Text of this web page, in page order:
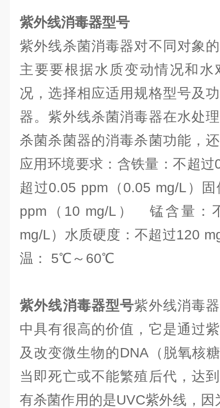
紫外线消毒器型号
紫外线杀菌消毒器对不同对象
主要要根据水质变动情况和
况，选择相应适用规格型号及
器。紫外线杀菌消毒器在水处
杀菌杀菌器的消毒杀菌功能，
应用环境要求：含铁量：不超
超过0.05 ppm（0.05 mg/L）
ppm（10 mg/L） 锰含量：
mg/L）水质硬度：不超过120
温： 5℃
紫外线消毒器型号紫外线消毒
中具有很高的价值，它是通过
及改变微生物的DNA（脱氧核
当即死亡或不能繁殖后代，达
有杀菌作用的是UVC紫外线，